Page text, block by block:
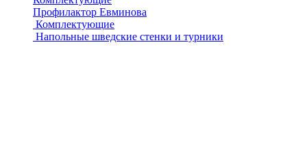
Профилактор Евминова
Комплектующие
Напольные шведские стенки и турники